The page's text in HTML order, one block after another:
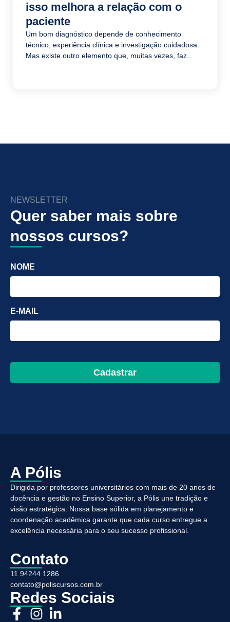
isso melhora a relação com o
paciente
Um bom diagnóstico depende de conhecimento
técnico, experiência clínica e investigação cuidadosa.
Mas existe outro elemento que, muitas vezes, faz...
NEWSLETTER
Quer saber mais sobre
nossos cursos?
NOME
E-MAIL
Cadastrar
A Pólis
Dirigida por professores universitários com mais de 20 anos de
docência e gestão no Ensino Superior, a Pólis une tradição e
visão estratégica. Nossa base sólida em planejamento e
coordenação acadêmica garante que cada curso entregue a
excelência necessária para o seu sucesso profissional.
Contato
11 94244 1286
contato@poliscursos.com.br
Redes Sociais